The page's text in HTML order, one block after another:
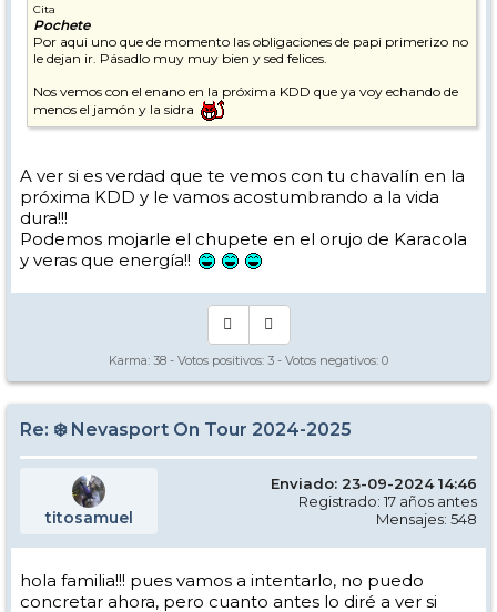
Cita
Pochete
Por aqui uno que de momento las obligaciones de papi primerizo no
le dejan ir. Pásadlo muy muy bien y sed felices.
Nos vemos con el enano en la próxima KDD que ya voy echando de
menos el jamón y la sidra
A ver si es verdad que te vemos con tu chavalín en la
próxima KDD y le vamos acostumbrando a la vida
dura!!!
Podemos mojarle el chupete en el orujo de Karacola
y veras que energía!!
Karma: 38 - Votos positivos: 3 - Votos negativos: 0
Re: ❄️ Nevasport On Tour 2024-2025
titosamuel
Enviado: 23-09-2024 14:46
Registrado: 17 años antes
Mensajes: 548
hola familia!!! pues vamos a intentarlo, no puedo
concretar ahora, pero cuanto antes lo diré a ver si